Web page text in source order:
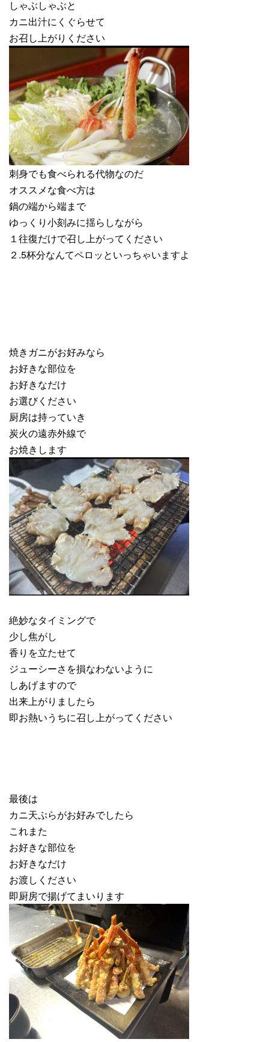
しゃぶしゃぶと
カニ出汁にくぐらせて
お召し上がりください
刺身でも食べられる代物なのだ
オススメな食べ方は
鍋の端から端まで
ゆっくり小刻みに揺らしながら
１往復だけで召し上がってください
２.5杯分なんてペロッといっちゃいますよ
焼きガニがお好みなら
お好きな部位を
お好きなだけ
お選びください
厨房は持っていき
炭火の遠赤外線で
お焼きします
絶妙なタイミングで
少し焦がし
香りを立たせて
ジューシーさを損なわないように
しあげますので
出来上がりましたら
即お熱いうちに召し上がってください
最後は
カニ天ぷらがお好みでしたら
これまた
お好きな部位を
お好きなだけ
お渡しください
即厨房で揚げてまいります